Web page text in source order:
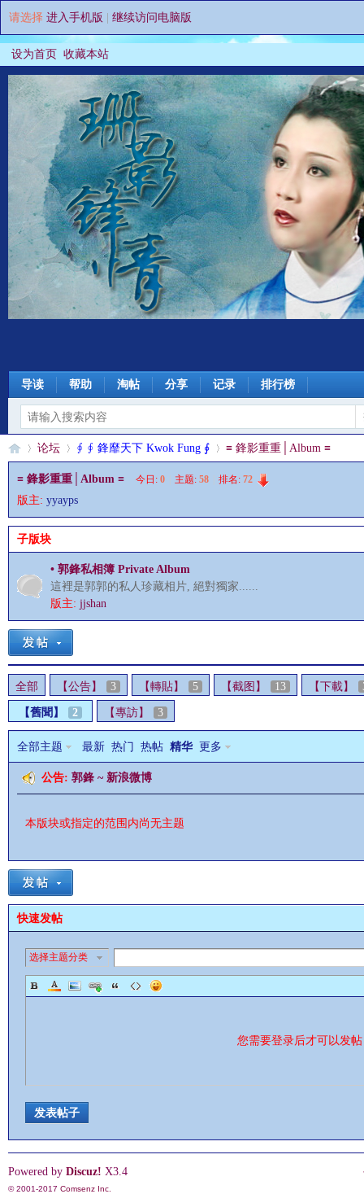
请选择 进入手机版 继续访问电脑版
设为首页 收藏本站
导读 帮助 淘帖 分享 记录 排行榜
§
珊
情
»
论坛
›
∮ ∮ 鋒靡天下 Kwok Fung ∮
›
≡ 鋒影重重│Album ≡
≡ 鋒影重重│Album ≡ 今日: 0 主题: 58 排名: 72
版主: yyayps
子版块
• 郭鋒私相簿 Private Album
這裡是郭郭的私人珍藏相片, 絕對獨家......
版主: jjshan
全部 【公告】 3 【轉貼】 5 【截图】 13 【下載】
【舊聞】 2 【專訪】 3
全部主题 最新 热门 热帖 精华 更多
公告: 郭鋒 ~ 新浪微博
本版块或指定的范围内尚无主题
快速发帖
选择主题分类
您需要登录后才可以发
发表帖子
Powered by Discuz! X3.4
© 2001-2017 Comsenz Inc.